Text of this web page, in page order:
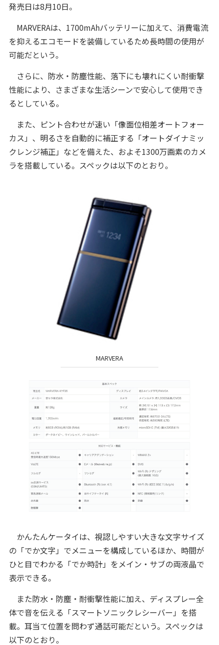
発売日は8月10日。
MARVERAは、1700mAhバッテリーに加えて、消費電流
を抑えるエコモードを装備しているため長時間の使用が
可能だという。
さらに、防水・防塵性能、落下にも壊れにくい耐衝撃
性能により、さまざまな生活シーンで安心して使用でき
るとしている。
また、ピント合わせが速い「像面位相差オートフォー
カス」、明るさを自動的に補正する「オートダイナミッ
クレンジ補正」などを備えた、およそ1300万画素のカメ
ラを搭載している。スペックは以下のとおり。
MARVERA
かんたんケータイは、視認しやすい大きな文字サイズ
の「でか文字」でメニューを構成しているほか、時間が
ひと目でわかる「でか時計」をメイン・サブの両液晶で
表示できる。
また防水・防塵・耐衝撃性能に加え、ディスプレー全
体で音を伝える「スマートソニックレシーバー」を搭
載。耳当て位置を問わず通話可能だという。スペックは
以下のとおり。